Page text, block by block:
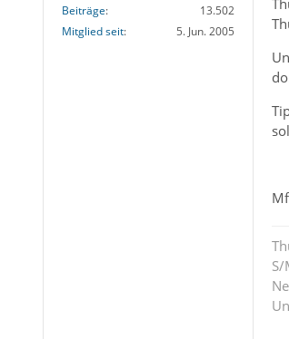
Beiträge
13.502
Mitglied seit
5. Jun. 2005
S/